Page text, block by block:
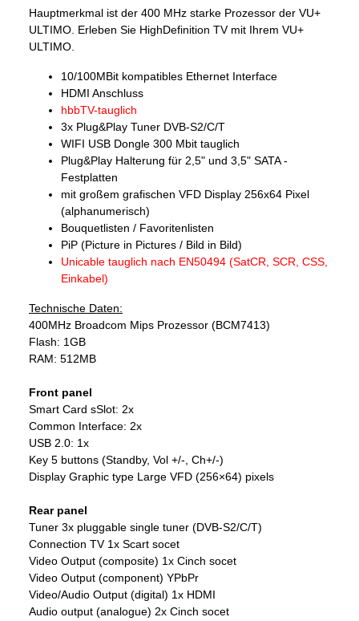
Hauptmerkmal ist der 400 MHz starke Prozessor der VU+
ULTIMO. Erleben Sie HighDefinition TV mit Ihrem VU+
ULTIMO.
10/100MBit kompatibles Ethernet Interface
HDMI Anschluss
hbbTV-tauglich
3x Plug&Play Tuner DVB-S2/C/T
WIFI USB Dongle 300 Mbit tauglich
Plug&Play Halterung für 2,5" und 3,5" SATA -
Festplatten
mit großem grafischen VFD Display 256x64 Pixel
(alphanumerisch)
Bouquetlisten / Favoritenlisten
PiP (Picture in Pictures / Bild in Bild)
Unicable tauglich nach EN50494 (SatCR, SCR, CSS,
Einkabel)
Technische Daten:
400MHz Broadcom Mips Prozessor (BCM7413)
Flash: 1GB
RAM: 512MB
Front panel
Smart Card sSlot: 2x
Common Interface: 2x
USB 2.0: 1x
Key 5 buttons (Standby, Vol +/-, Ch+/-)
Display Graphic type Large VFD (256×64) pixels
Rear panel
Tuner 3x pluggable single tuner (DVB-S2/C/T)
Connection TV 1x Scart socet
Video Output (composite) 1x Cinch socet
Video Output (component) YPbPr
Video/Audio Output (digital) 1x HDMI
Audio output (analogue) 2x Cinch socet